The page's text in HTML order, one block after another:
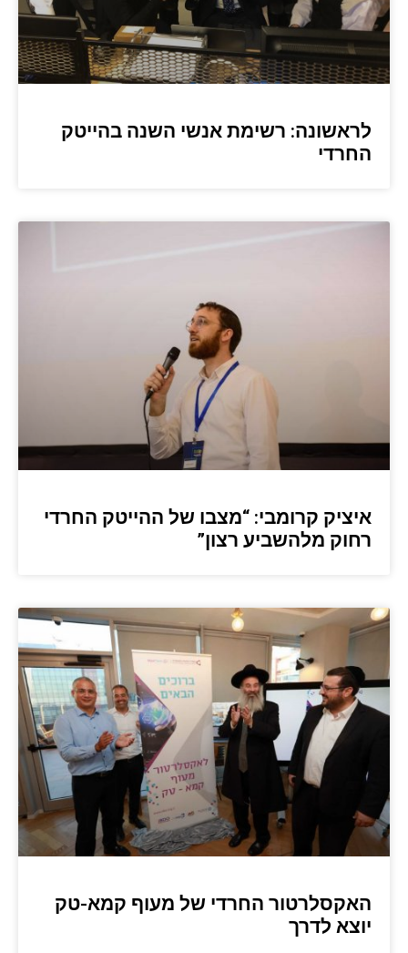
לראשונה: רשימת אנשי השנה בהייטק
החרדי
איציק קרומבי: “מצבו של ההייטק החרדי
רחוק מלהשביע רצון”
האקסלרטור החרדי של מעוף קמא-טק
יוצא לדרך